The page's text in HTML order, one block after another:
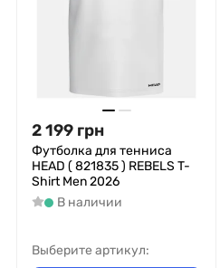
2 199 грн
Футболка для тенниса
HEAD ( 821835 ) REBELS T-
Shirt Men 2026
В наличии
Выберите артикул: